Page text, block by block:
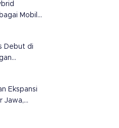
Mobil
Debut di
Ekspansi
Jawa,